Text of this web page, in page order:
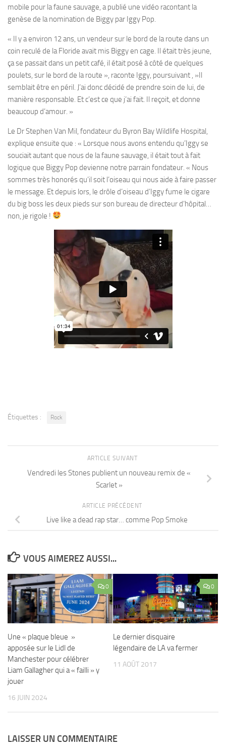
mobile pour la faune sauvage, a publié une vidéo racontant la
genèse de la nomination de Biggy par Iggy Pop.
« Il y a environ 12 ans, un vendeur sur le bord de la route dans un
coin reculé de la Floride avait mis Biggy en cage. Il était très jeune,
ça se passait dans un petit café, il était posé à côté de quelques
poulets, sur le bord de la route », raconte Iggy, poursuivant , »Il
semblait être en péril. J’ai donc décidé de prendre soin de lui, de
manière responsable. Et c’est ce que j’ai fait. Il reçoit, et donne
beaucoup d’amour. »
Le Dr Stephen Van Mil, fondateur du Byron Bay Wildlife Hospital,
explique ensuite que : « Lorsque nous avons entendu qu’Iggy se
souciait autant que nous de la faune sauvage, il était tout à fait
logique que Biggy Pop devienne notre parrain fondateur. « Nous
sommes très honorés qu’il soit l’oiseau qui nous aide à faire passer
le message. Et depuis lors, le drôle d’oiseau d’Iggy fume le cigare
du big boss les deux pieds sur son bureau de directeur d’hôpital…
non, je rigole !
Étiquettes : Rock
ARTICLE SUIVANT
Vendredi les Stones publient un nouveau remix de «
Scarlet »
ARTICLE PRÉCÉDENT
Live like a dead rap star… comme Pop Smoke
VOUS AIMEREZ AUSSI...
0
Une « plaque bleue »
apposée sur le Lidl de
Manchester pour célébrer
Liam Gallagher qui a « failli » y
jouer
16 JUIN 2024
0
Le dernier disquaire
légendaire de LA va fermer
11 AOÛT 2017
LAISSER UN COMMENTAIRE